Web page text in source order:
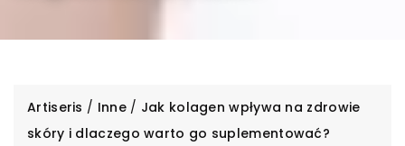
Artiseris / Inne/ Jak kolagen wpływa na zdrowie
skóry i dlaczego warto go suplementować?